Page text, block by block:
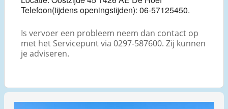
Telefoon(tijdens openingstijden): 06-57125450.
Is vervoer een probleem neem dan contact op
met het Servicepunt via 0297-587600. Zij kunnen
je adviseren.